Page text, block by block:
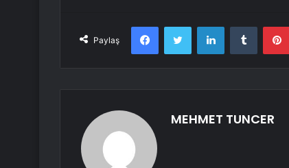
Paylaş
FacebookTwitter LinkedInTumblr
MEHMET TUNCER